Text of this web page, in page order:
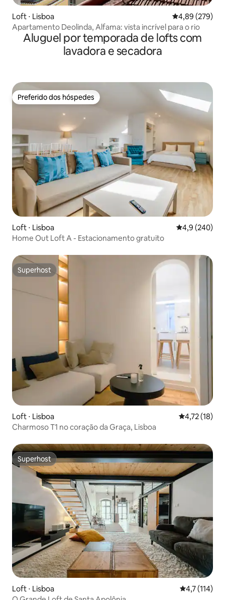
Loft ⋅ Lisboa 4,89 de uma
4,89 (279)
Apartamento Deolinda, Alfama: vista incrível para o rio
Aluguel por temporada de lofts com
lavadora e secadora
Preferido dos hóspedes
Preferido dos hóspedes
Loft ⋅ Lisboa 4,9 de uma
4,9 (240)
Home Out Loft A - Estacionamento gratuito
Superhost
Superhost
Loft ⋅ Lisboa 4,72 de uma
4,72 (18)
Charmoso T1 no coração da Graça, Lisboa
Superhost
Superhost
Loft ⋅ Lisboa 4,7 de uma
4,7 (114)